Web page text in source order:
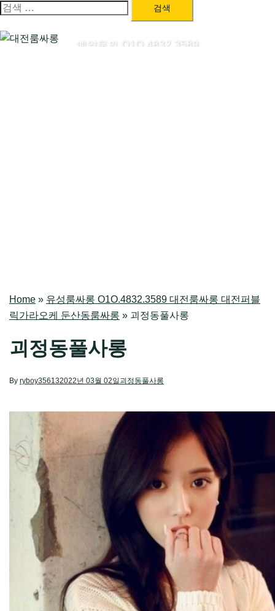
검 대전룸싸롱 1위 하지원팀장
예약문의 O1O.4832.3589
Home » 유성룸싸롱 O1O.4832.3589 대전룸싸롱 대전퍼블
릭가라오케 둔산동룸싸롱 » 괴정동풀사롱
괴정동풀사롱
By ryboy356132022년 03월 02일 괴정동풀사롱